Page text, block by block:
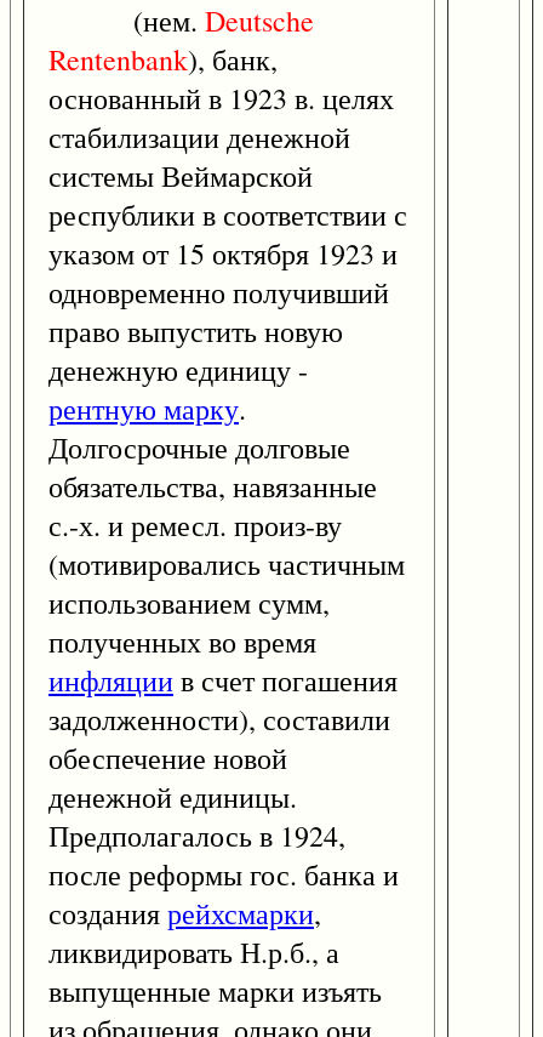
(нем. Deutsche
Rentenbank), банк,
основанный в 1923 в. целях
стабилизации денежной
системы Веймарской
республики в соответствии с
указом от 15 октября 1923 и
одновременно получивший
право выпустить новую
денежную единицу -
рентную марку.
Долгосрочные долговые
обязательства, навязанные
с.-х. и ремесл. произ-ву
(мотивировались частичным
использованием сумм,
полученных во время
инфляциив счет погашения
задолженности), составили
обеспечение новой
денежной единицы.
Предполагалось в 1924,
после реформы гос. банка и
созданиярейхсмарки,
ликвидировать Н.р.б., а
выпущенные марки изъять